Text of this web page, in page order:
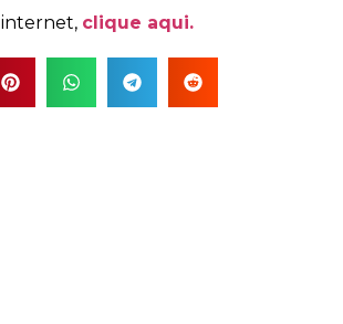
clique aqui.